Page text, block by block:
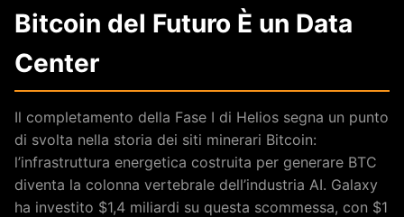
Bitcoin del Futuro È un Data
Center
Il completamento della Fase I di Helios segna un punto
di svolta nella storia dei siti minerari Bitcoin:
l’infrastruttura energetica costruita per generare BTC
diventa la colonna vertebrale dell’industria AI. Galaxy
ha investito $1,4 miliardi su questa scommessa, con $1